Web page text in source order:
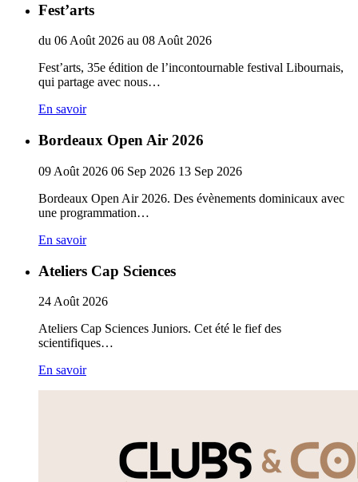
Fest’arts
du 06 Août 2026 au 08 Août 2026
Fest’arts, 35e édition de l’incontournable festival Libournais,
qui partage avec nous…
En savoir
Bordeaux Open Air 2026
09 Août 2026 06 Sep 2026 13 Sep 2026
Bordeaux Open Air 2026. Des évènements dominicaux avec
une programmation…
En savoir
Ateliers Cap Sciences
24 Août 2026
Ateliers Cap Sciences Juniors. Cet été le fief des
scientifiques…
En savoir